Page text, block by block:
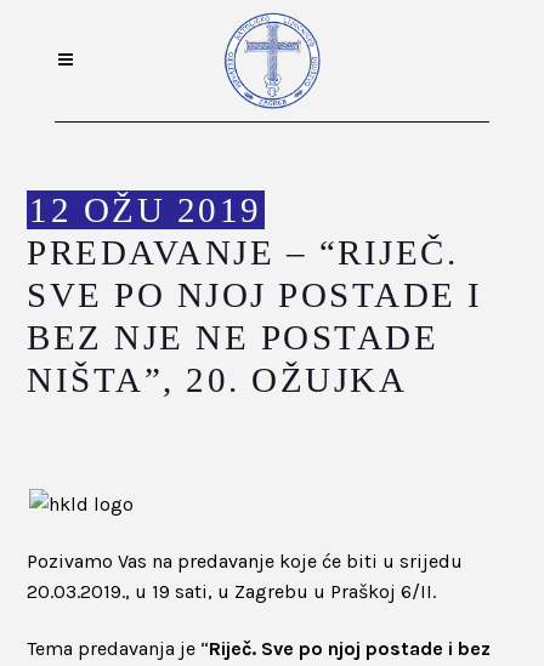
12 OŽU 2019
PREDAVANJE – “RIJEČ.
SVE PO NJOJ POSTADE I
BEZ NJE NE POSTADE
NIŠTA”, 20. OŽUJKA
Pozivamo Vas na predavanje koje će biti u srijedu
20.03.2019., u 19 sati, u Zagrebu u Praškoj 6/II.
Tema predavanja je “Riječ. Sve po njoj postade i bez